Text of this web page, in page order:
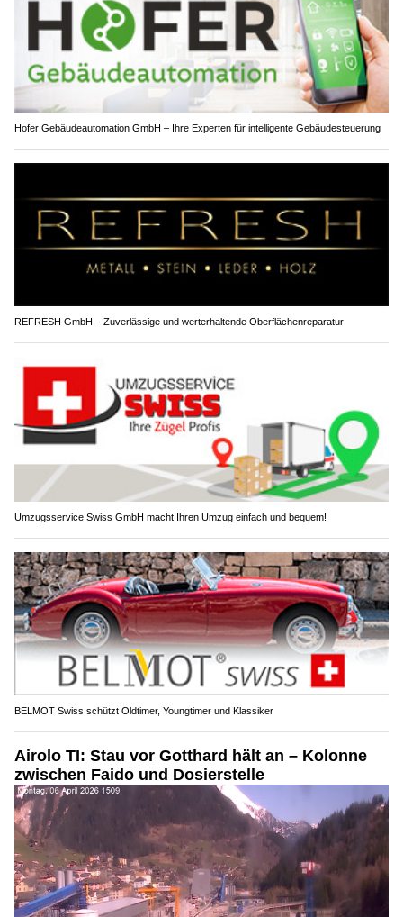
Hofer Gebäudeautomation GmbH – Ihre Experten für intelligente Gebäudesteuerung
REFRESH GmbH – Zuverlässige und werterhaltende Oberflächenreparatur
Umzugsservice Swiss GmbH macht Ihren Umzug einfach und bequem!
BELMOT Swiss schützt Oldtimer, Youngtimer und Klassiker
Airolo TI: Stau vor Gotthard hält an – Kolonne
zwischen Faido und Dosierstelle